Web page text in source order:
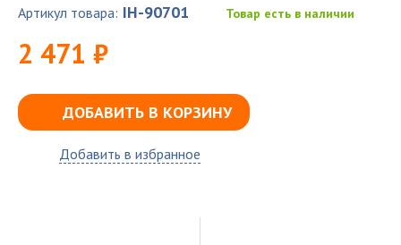
Артикул товара: IH-90701 Товар есть в наличии
2 471 ₽
ДОБАВИТЬ В КОРЗИНУ
Добавить в избранное